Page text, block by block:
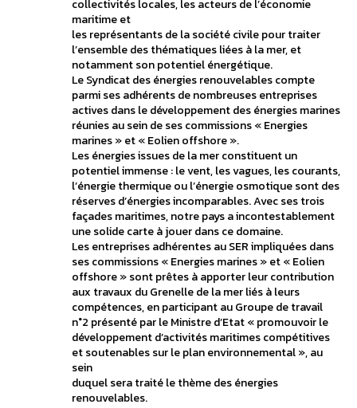
collectivités locales, les acteurs de l’économie
maritime et
les représentants de la société civile pour traiter
l’ensemble des thématiques liées à la mer, et
notamment son potentiel énergétique.
Le Syndicat des énergies renouvelables compte
parmi ses adhérents de nombreuses entreprises
actives dans le développement des énergies marines
réunies au sein de ses commissions « Energies
marines » et « Eolien offshore ».
Les énergies issues de la mer constituent un
potentiel immense : le vent, les vagues, les courants,
l’énergie thermique ou l’énergie osmotique sont des
réserves d’énergies incomparables. Avec ses trois
façades maritimes, notre pays a incontestablement
une solide carte à jouer dans ce domaine.
Les entreprises adhérentes au SER impliquées dans
ses commissions « Energies marines » et « Eolien
offshore » sont prêtes à apporter leur contribution
aux travaux du Grenelle de la mer liés à leurs
compétences, en participant au Groupe de travail
n°2 présenté par le Ministre d’Etat « promouvoir le
développement d’activités maritimes compétitives
et soutenables sur le plan environnemental », au
sein
duquel sera traité le thème des énergies
renouvelables.